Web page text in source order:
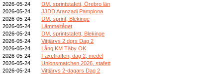
2026-05-24
DM, sprintstafett, Örebro län
2026-05-24
JJDD Aranzadi Pamplona
2026-05-24
DM, sprint, Blekinge
2026-05-24
Lämmeltåget
2026-05-24
DM, sprintstafett, Blekinge
2026-05-24
Vittjärvs 2 dgrs Dag 2
2026-05-24
Lång KM Täby OK
2026-05-24
Faxeträffen, dag 2, medel
2026-05-24
Unionsmatchen 2026, stafett
2026-05-24
Vittjärvs 2-dagars Dag 2